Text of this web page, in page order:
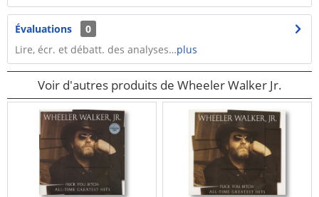
Évaluations
0
Lire, écr. et débatt. des analyses…plus
Voir d'autres produits de Wheeler Walker Jr.